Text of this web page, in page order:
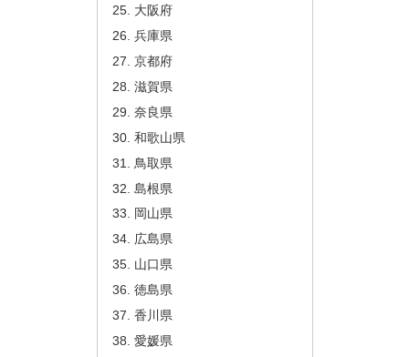
大阪府
兵庫県
京都府
滋賀県
奈良県
和歌山県
鳥取県
島根県
岡山県
広島県
山口県
徳島県
香川県
愛媛県